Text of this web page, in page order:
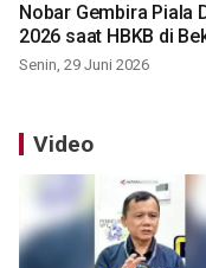
Nobar Gembira Piala
2026 saat HBKB di
Senin, 29 Juni 2026
Video